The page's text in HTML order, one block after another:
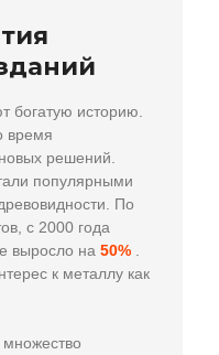
богатую историю.
время
решений.
популярными
По
с 2000 года
выросло на50%
к металлу как